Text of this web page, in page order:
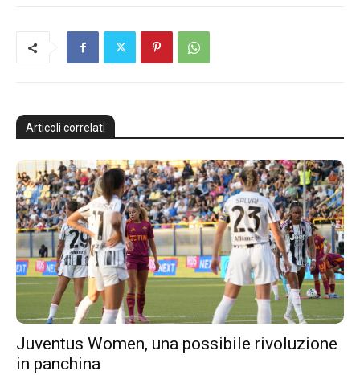
Articoli correlati
Juventus Women, una possibile rivoluzione
in panchina